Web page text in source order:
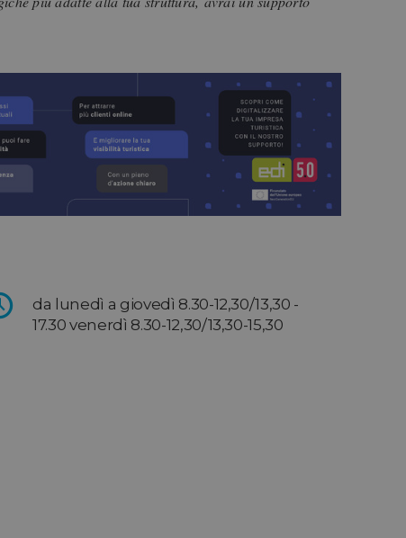
da lunedì a giovedì 8.30-12,30/13,30 -
17.30 venerdì 8.30-12,30/13,30-15,30